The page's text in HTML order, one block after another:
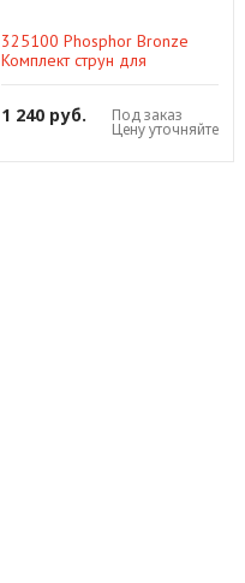
325100 Phosphor Bronze
Комплект струн для
1 240 руб. Под заказ
Цену уточняйте